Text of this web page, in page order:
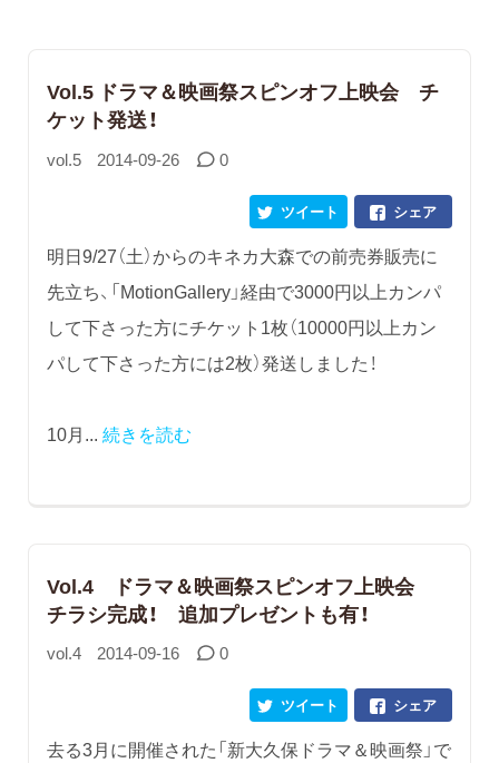
Vol.5 ドラマ＆映画祭スピンオフ上映会 チ
ケット発送！
vol.5 2014-09-26 0
シェア
ツイート
明日9/27（土）からのキネカ大森での前売券販売に
先立ち、「MotionGallery」経由で3000円以上カンパ
して下さった方にチケット1枚（10000円以上カン
パして下さった方には2枚）発送しました！
10月... 続きを読む
Vol.4 ドラマ＆映画祭スピンオフ上映会
チラシ完成！ 追加プレゼントも有！
vol.4 2014-09-16 0
シェア
ツイート
去る3月に開催された「新大久保ドラマ＆映画祭」で